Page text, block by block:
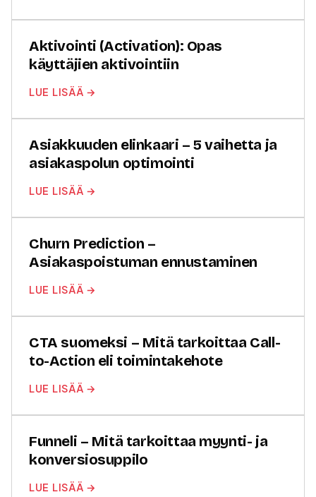
Aktivointi (Activation): Opas
käyttäjien aktivointiin
LUE LISÄÄ →
Asiakkuuden elinkaari – 5 vaihetta ja
asiakaspolun optimointi
LUE LISÄÄ →
Churn Prediction –
Asiakaspoistuman ennustaminen
LUE LISÄÄ →
CTA suomeksi – Mitä tarkoittaa Call-
to-Action eli toimintakehote
LUE LISÄÄ →
Funneli – Mitä tarkoittaa myynti- ja
konversiosuppilo
LUE LISÄÄ →